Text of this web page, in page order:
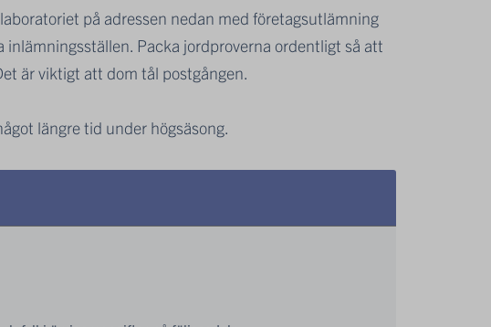
på adressen nedan med företagsutlämning
Packa jordproverna ordentligt så att
är viktigt att dom tål postgången.
längre tid under högsäsong.